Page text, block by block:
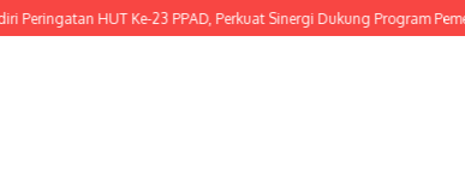
HUT Ke-23 PPAD, Perkuat Sinergi Dukung Program Pemerintah